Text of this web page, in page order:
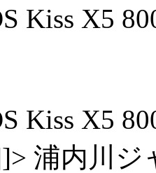
Kiss X5
Kiss X5
浦内川